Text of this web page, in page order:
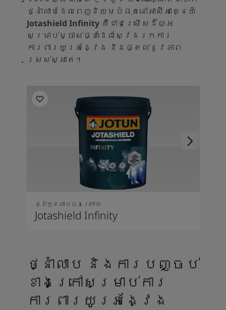
ថ្នាំលាបដែលពេញនិយមបំផុតនៅអាស៊ីអាគ្នេយ៍
Jotashield Infinityគឺជាជម្រើសដ៏ល្អ
សម្រាប់ម្ចាស់ផ្ទះដែលស្វែងរកការ
ការពារយូរអង្វែង និងផ្តល់នូវភាព
ស្រស់ស្អាត។
ថ្នាំកូតលាបចុងក្រោយ
Jotashield Infinity
ថ្នាំលាប និងការបញ្ចប់
ខាងក្រៅសម្រាប់ការ
ការពារយូរអង្វែង